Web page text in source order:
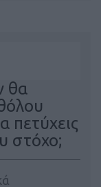
θα
πετύχεις
στόχο;